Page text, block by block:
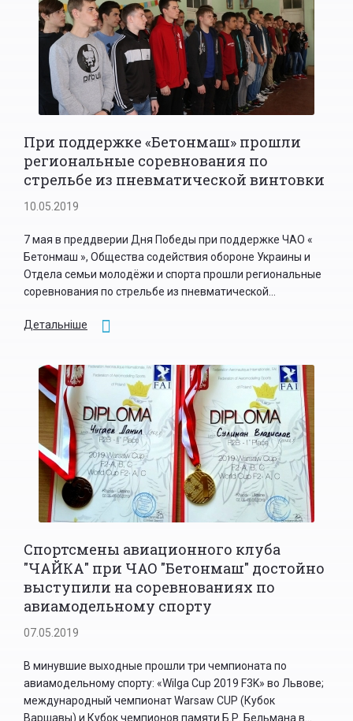
При поддержке «Бетонмаш» прошли
региональные соревнования по
стрельбе из пневматической винтовки
10.05.2019
7 мая в преддверии Дня Победы при поддержке ЧАО «
Бетонмаш », Общества содействия обороне Украины и
Отдела семьи молодёжи и спорта прошли региональные
соревнования по стрельбе из пневматической...
Детальніше
Спортсмены авиационного клуба
"ЧАЙКА" при ЧАО "Бетонмаш" достойно
выступили на соревнованиях по
авиамодельному спорту
07.05.2019
В минувшие выходные прошли три чемпионата по
авиамодельному спорту: «Wilga Cup 2019 F3K» во Львове;
международный чемпионат Warsaw CUP (Кубок
Варшавы) и Кубок чемпионов памяти Б.Р. Бельмана в...